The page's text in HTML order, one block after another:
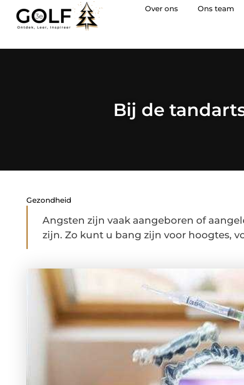
Over ons Ons team
Bij de
Gezondheid
Angsten zijn vaak aangeboren of
zijn. Zo kunt u bang zijn voor hoogtes,